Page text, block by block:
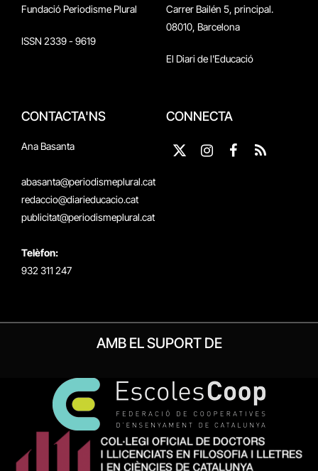
Fundació Periodisme Plural
ISSN 2339 - 9619
Carrer Bailén 5, principal.
08010, Barcelona
El Diari de l'Educació
CONTACTA'NS
Ana Basanta
abasanta@periodismeplural.cat
redaccio@diarieducacio.cat
publicitat@periodismeplural.cat
Telèfon:
932 311 247
CONNECTA
X
Instagram
Facebook
RSS
AMB EL SUPORT DE